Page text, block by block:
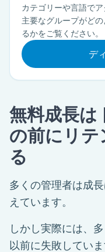
カテゴリーや言語で
主要なグループがど
るかをご覧ください。
デ
無料成長は
の前にリテ
る
多くの管理者は成
えています。
しかし実際には、
以前に失敗していま